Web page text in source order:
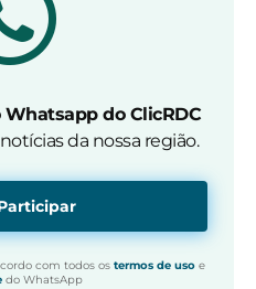
Whatsapp do ClicRDC
da nossa região.
com todos os termos de usoe
do WhatsApp